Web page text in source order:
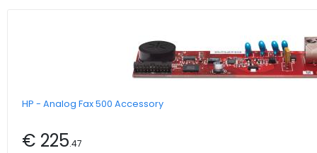
HP - Analog Fax 500 Accessory
€ 225.47